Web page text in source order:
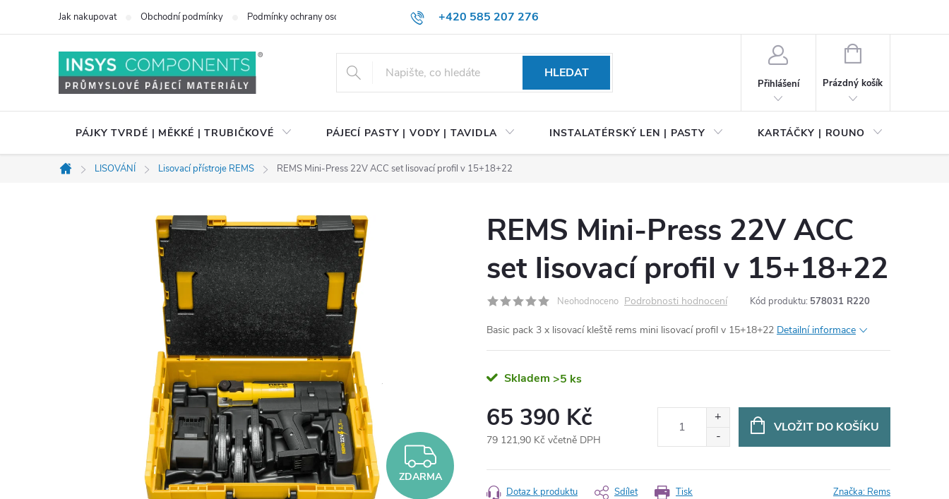
+420 585 207 276
Jak nakupovat Obchodní podmínky Podmínky ochrany osobních údajů
HLEDAT
Přihlášení
NÁKUPNÍ
Prázdný košík
PÁJKY TVRDÉ | MĚKKÉ | TRUBIČKOVÉ PÁJECÍ PASTY | VODY | TAVIDLA INSTALATÉRSKÝ LEN | PASTY KARTÁČKY | ROUNO
Domů
LISOVÁNÍ Lisovací přístroje REMS REMS Mini-Press 22V ACC set lisovací profil v 15+18+22
ZDARMA
ZDARMA
REMS Mini-Press 22V ACC
set lisovací profil v 15+18+22
Neohodnoceno Podrobnosti hodnocení Kód produktu: 578031 R220
Basic pack 3 x lisovací kleště rems mini lisovací profil v 15+18+22 Detailní informace
Skladem >5 ks
65 390 Kč
79 121,90 Kč včetně DPH
cena:
VLOŽIT DO KOŠÍKU
Tisk
Dotaz k produktu Sdílet Značka: Rems